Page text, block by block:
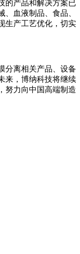
的产品和解决方案已
血液制品、食品、
生产工艺优化，切实
分离相关产品、设备
来，博纳科技将继续
努力向中国高端制造